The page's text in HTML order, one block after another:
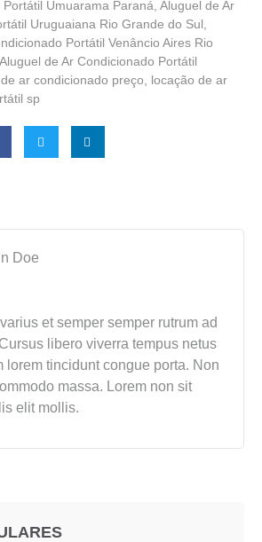
Umuarama Paraná Aluguel de Ar
Uruguaiana Rio Grande do Sul
Portátil Venâncio Aires Rio
Aluguel de Ar Condicionado Portátil
ar condicionado preço
locação de ar
sp
et semper semper rutrum ad
libero viverra tempus netus
lorem tincidunt congue porta. Non
massa. Lorem non sit
elit mollis.